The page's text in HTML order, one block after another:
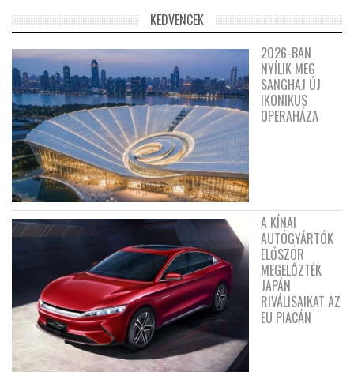
KEDVENCEK
2026-BAN
NYÍLIK MEG
SANGHAJ ÚJ
IKONIKUS
OPERAHÁZA
A KÍNAI
AUTÓGYÁRTÓK
ELŐSZÖR
MEGELŐZTÉK
JAPÁN
RIVÁLISAIKAT AZ
EU PIACÁN